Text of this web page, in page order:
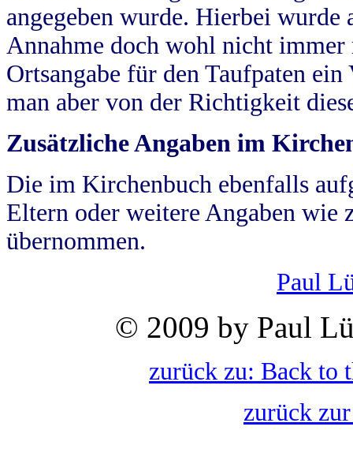
angegeben wurde. Hierbei wurde
Annahme doch wohl nicht
Ortsangabe für den Taufpaten
man aber von der Richtigkeit
Zusätzliche Angaben im
Die im Kirchenbuch ebenfalls
Eltern oder weitere Angaben wie
übernommen.
Paul
© 2009 by Paul
zurück zu: Back to
zurück